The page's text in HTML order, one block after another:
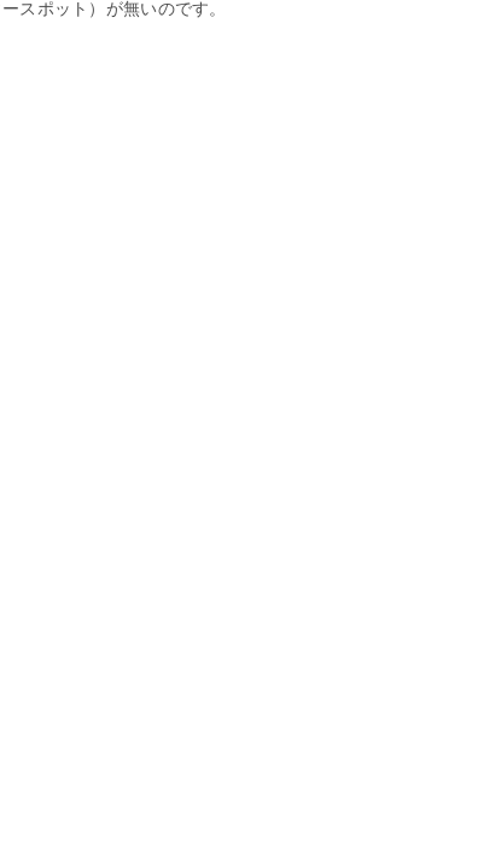
スポット）が無いのです。